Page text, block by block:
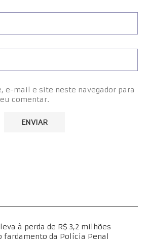
e-mail e site neste navegador para
comentar.
leva à perda de R$ 3,2 milhões
fardamento da Polícia Penal